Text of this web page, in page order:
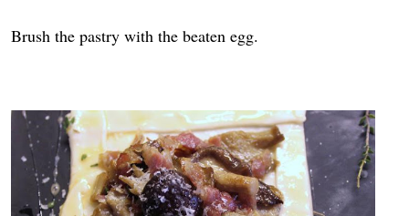
Brush the pastry with the beaten egg.